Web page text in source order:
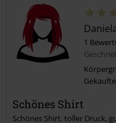
1
Schönes Shirt
Schönes Shirt, toller Druck,